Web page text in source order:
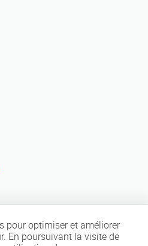
pour optimiser et améliorer
En poursuivant la visite de